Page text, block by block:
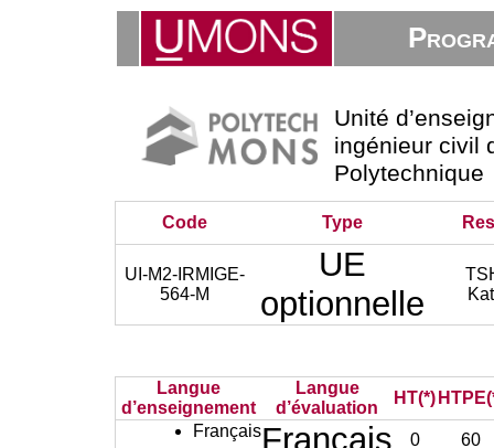
Unité
ingénieur civil
Polytechnique
Code Type
UI-M2-IRMIGE-
564-M
UE
optionnelle
Langue
d’enseignement
Langue
d’évaluation
HT(*)
FrançaisFrançais 0 60